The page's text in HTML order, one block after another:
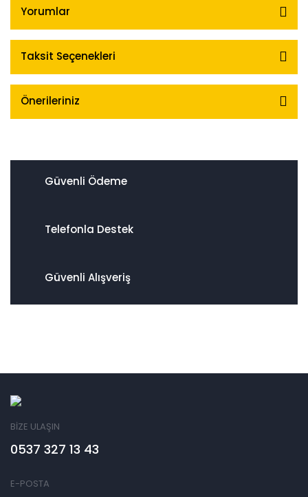
Yorumlar
Taksit Seçenekleri
Önerileriniz
Güvenli Ödeme
Telefonla Destek
Güvenli Alışveriş
BİZE ULAŞIN
0537 327 13 43
E-POSTA